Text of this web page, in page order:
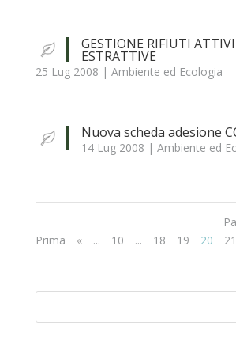
GESTIONE RIFIUTI
ESTRATTIVE
25 Lug 2008 | Ambiente ed Ecologia
Nuova scheda adesione
14 Lug 2008 | Ambiente ed
Prima
« ... 10 ... 18 19 20 21